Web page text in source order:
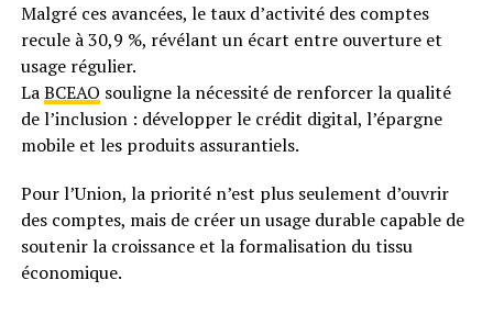
Malgré ces avancées, le taux d’activité des comptes
recule à 30,9 %, révélant un écart entre ouverture et
usage régulier.
LaBCEAO souligne la nécessité de renforcer la qualité
de l’inclusion : développer le crédit digital, l’épargne
mobile et les produits assurantiels.
Pour l’Union, la priorité n’est plus seulement d’ouvrir
des comptes, mais de créer un usage durable capable de
soutenir la croissance et la formalisation du tissu
économique.